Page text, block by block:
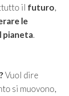
il futuro,
le
pianeta.
Vuol dire
si muovono,